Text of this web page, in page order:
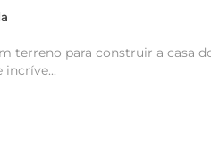
terreno para construir a casa
incríve...